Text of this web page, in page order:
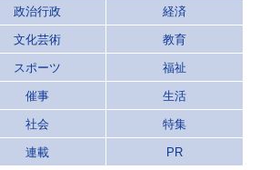
政治行政 経済
文化芸術 教育
スポーツ 福祉
催事 生活
社会 特集
連載 PR